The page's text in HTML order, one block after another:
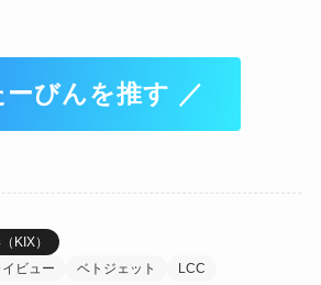
ーびんを推す ／
KIX）
ビュー ベトジェット
LCC